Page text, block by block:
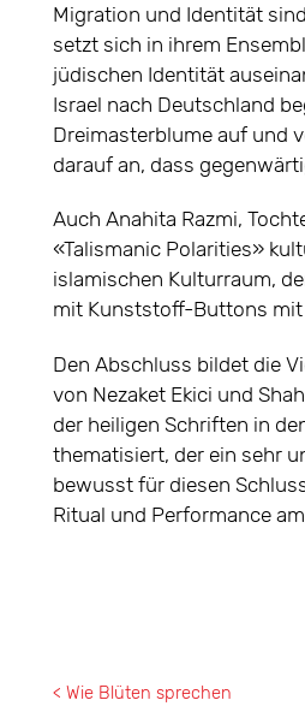
Migration und Identität
setzt sich in ihrem
jüdischen Identität
Israel nach Deutschland
Dreimasterblume auf und
darauf an, dass
Auch Anahita Razmi,
«Talismanic Polarities»
islamischen Kulturraum,
mit Kunststoff-Buttons
Den Abschluss bildet die
von Nezaket Ekici und
der heiligen Schriften in
thematisiert, der ein sehr
bewusst für diesen
Ritual und Performance
< Wie Blüten sprechen